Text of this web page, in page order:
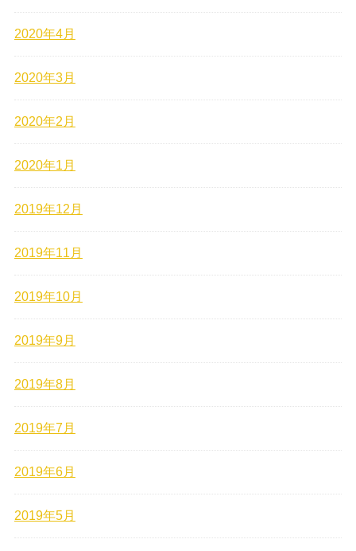
2020年4月
2020年3月
2020年2月
2020年1月
2019年12月
2019年11月
2019年10月
2019年9月
2019年8月
2019年7月
2019年6月
2019年5月